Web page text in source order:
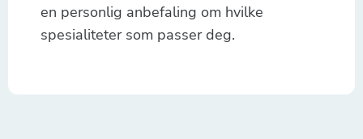
en personlig anbefaling om hvilke
spesialiteter som passer deg.